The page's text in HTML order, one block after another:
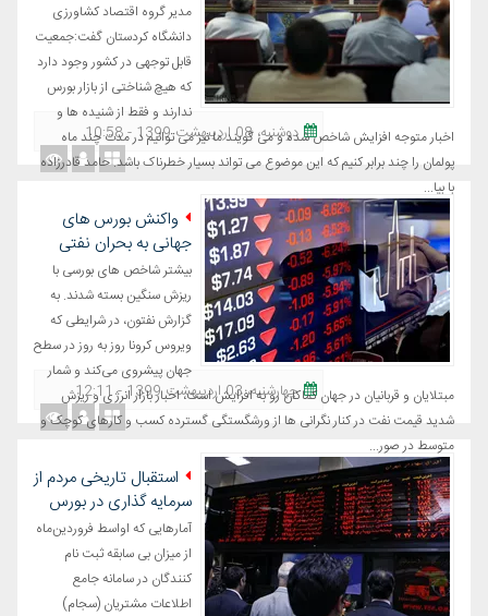
مدیر گروه اقتصاد کشاورزی
دانشگاه کردستان گفت:جمعیت
قابل توجهی در کشور وجود دارد
که هیچ شناختی از بازار بورس
ندارند و فقط از شنیده ها و
اخبار متوجه افزایش شاخص شده و می گویند ما نیز می توانیم در مدت چند ماه
پولمان را چند برابر کنیم که این موضوع می تواند بسیار خطرناک باشد. حامد قادرزاده
با بیا...
دوشنبه، 08 اردیبهشت 1399 - 10:58
واکنش بورس های
جهانی به بحران نفتی
بیشتر شاخص های بورسی با
ریزش سنگین بسته شدند. به
گزارش نفتون، در شرایطی که
ویروس کرونا روز به روز در سطح
جهان پیشروی می‌کند و شمار
مبتلایان و قربانیان در جهان کماکان رو به افزایش است، اخبار بازار انرژی و ریزش
شدید قیمت نفت در کنار نگرانی ها از ورشگستگی گسترده کسب و کارهای کوچک و
متوسط در صور...
چهارشنبه، 03 اردیبهشت 1399 - 12:11
استقبال تاریخی مردم از
سرمایه گذاری در بورس
آمارهایی که اواسط فروردین‌ماه
از میزان بی سابقه ثبت نام
کنندگان در سامانه جامع
اطلاعات مشتریان (سجام)